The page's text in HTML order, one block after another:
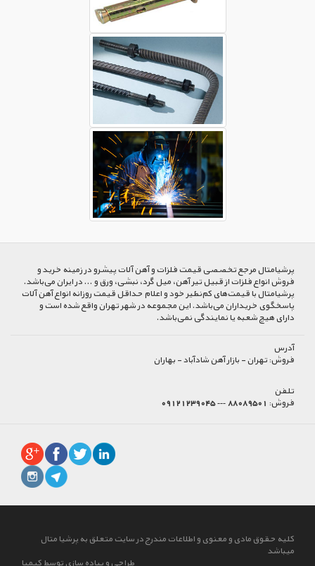
پرشیا‌متال مرجع تخصصی قیمت فلزات و آهن آلات پیشرو در زمینه خرید و
فروش انواع فلزات از قبیل تیر آهن، میل گرد، نبشی، ورق و ... در ایران می‌باشد.
پرشیامتال با قیمت‌های کم‌نظیر خود و اعلام حداقل قیمت روزانه انواع آهن آلات
پاسخگوی خریداران می‌باشد. این مجموعه در شهر تهران واقع شده است و
دارای هیچ شعبه یا نمایندگی نمی‌باشد.
آدرس
فروش:تهران - بازار آهن شادآباد - بهاران
تلفن
فروش: 88089501 --- 09121239045
کلیه حقوق مادی و معنوی و اطلاعات مندرج در سایت متعلق به پرشیا متال
میباشد
طراحی و پیاده سازی توسط کیمیا